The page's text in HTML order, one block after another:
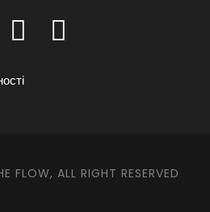
FLOW, ALL RIGHT RESERVED